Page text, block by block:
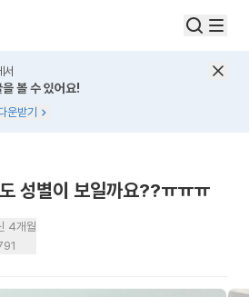
서
볼 수 있어요!
운받기
성별이 보일까요??ㅠㅠㅠ
4개월